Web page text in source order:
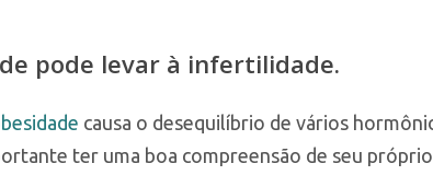
pode levar à infertilidade.
causa o desequilíbrio de vários
ter uma boa compreensão de seu